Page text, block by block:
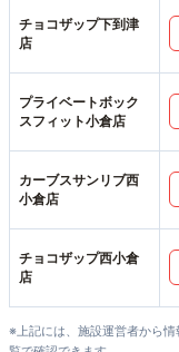
チョコザップ下到津
店
プライベートボック
スフィット小倉店
カーブスサンリブ西
小倉店
チョコザップ西小倉
店
※上記には、施設運営者から